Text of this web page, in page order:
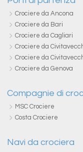
Crociere da Ancona
Crociere da Bari
Crociere da Cagliari
Crociere da
Crociere da
Crociere da Genova
Compagnie di
MSC Crociere
Costa Crociere
Navi da crociera